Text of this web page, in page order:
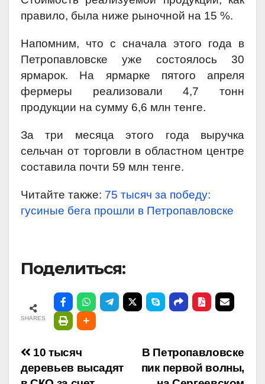
правило, была ниже рыночной на 15 %.
Напомним, что с сначала этого года в
Петропавловске уже состоялось 30
ярмарок. На ярмарке пятого апреля
фермеры реализовали 4,7 тонн
продукции на сумму 6,6 млн тенге.
За три месяца этого года выручка
сельчан от торговли в областном центре
составила почти 59 млн тенге.
Читайте также: 75 тысяч за победу:
гусиные бега прошли в Петропавловске
Поделиться:
SHARES
Навигация
В Петропавловске
пик первой волны,
10 тысяч
деревьев высадят